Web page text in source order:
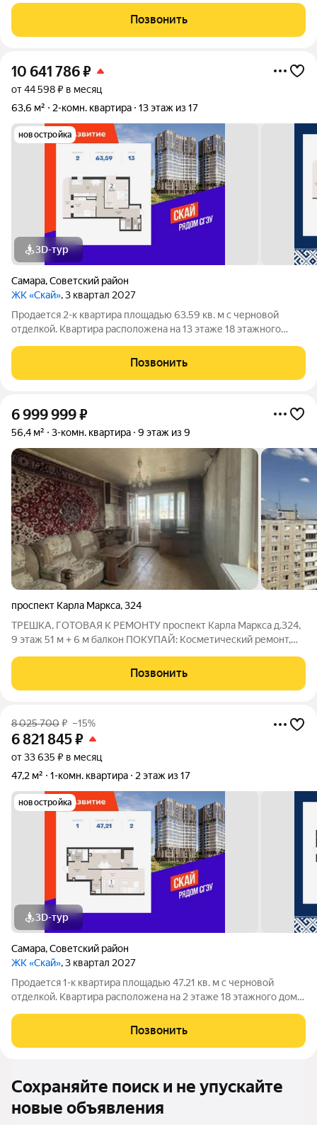
проект заключает в себе продуманное выделение зон,
современных интерьерных решений и
Позвонить
10 641 786₽
от 44 598 ₽ в месяц
63,6 м²
2-комн. квартира 13 этаж из 17
новостройка
3D-тур
Самара,Советский район
ЖК «Скай», 3 квартал 2027
Продается 2-к квартира площадью 63.59 кв. м с черновой
отделкой. Квартира расположена на 13 этаже 18 этажного
планировки, безопасные зелёные дворы, детские и
спортивные площадки. Панорамные виды на
Позвонить
6 999 999₽
56,4 м² 3-комн. квартира 9 этаж из 9
проспект Карла Маркса,324
ТРЕШКА, ГОТОВАЯ К РЕМОНТУ проспект Карла Маркса д.324,
9 этаж 51 м + 6 м балкон ПОКУПАЙ: Косметический ремонт,
солнце, комфортно
Позвонить
8 025 700₽ –15%
6 821 845₽
от 33 635 ₽ в месяц
47,2 м²
1-комн. квартира 2 этаж из 17
новостройка
3D-тур
Самара,Советский район
ЖК «Скай», 3 квартал 2027
Продается 1-к квартира площадью 47.21 кв. м с черновой
отделкой. Квартира расположена на 2 этаже 18 этажного дома,
безопасные зелёные дворы, детские и спортивные площадки.
Панорамные виды на
Позвонить
Сохраняйте поиск и не упускайте
новые объявления